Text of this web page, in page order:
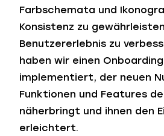
Farbschemata und
Konsistenz zu
Benutzererlebnis zu
haben wir einen
implementiert, der neuen
Funktionen und Features
näherbringt und ihnen den
erleichtert.